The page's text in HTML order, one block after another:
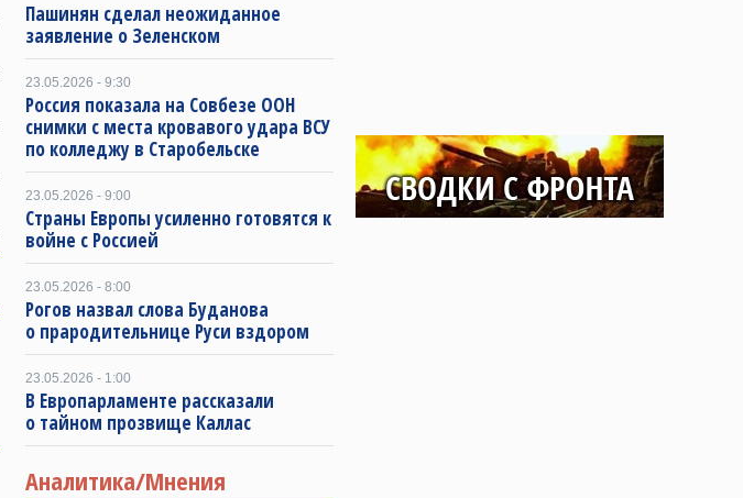
Пашинян сделал неожиданное
заявление о Зеленском
23.05.2026 - 9:30
Россия показала на Совбезе ООН
снимки с места кровавого удара ВСУ
по колледжу в Старобельске
23.05.2026 - 9:00
Страны Европы усиленно готовятся к
войне с Россией
23.05.2026 - 8:00
Рогов назвал слова Буданова
о прародительнице Руси вздором
23.05.2026 - 1:00
В Европарламенте рассказали
о тайном прозвище Каллас
Аналитика/Мнения